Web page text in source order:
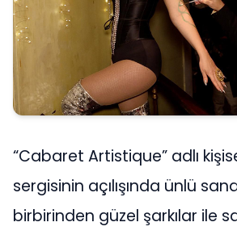
“Cabaret Artistique” adlı
sergisinin açılışında ünlü
birbirinden güzel şarkılar ile